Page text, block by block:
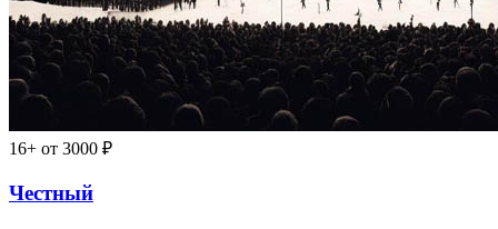
16+ от 3000 ₽
Честный